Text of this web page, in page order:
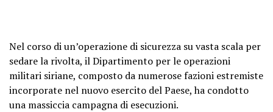
Nel corso di un’operazione di sicurezza su vasta scala per
sedare la rivolta, il Dipartimento per le operazioni
militari siriane, composto da numerose fazioni estremiste
incorporate nel nuovo esercito del Paese, ha condotto
una massiccia campagna di esecuzioni.